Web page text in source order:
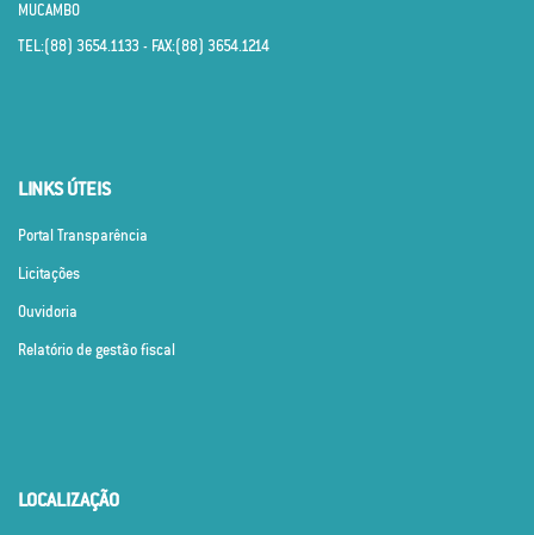
MUCAMBO
TEL:(88) 3654.1133 - FAX:(88) 3654.1214
LINKS ÚTEIS
Portal Transparência
Licitações
Ouvidoria
Relatório de gestão fiscal
LOCALIZAÇÃO